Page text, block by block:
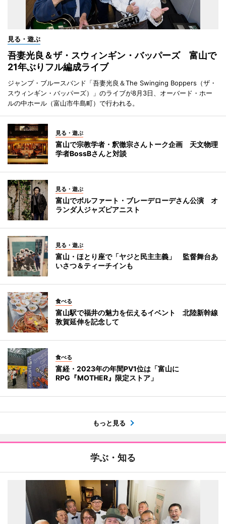
見る・遊ぶ
吾妻光良＆ザ・スウィンギン・バッパーズ 富山で
21年ぶりフル編成ライブ
ジャンプ・ブルースバンド「吾妻光良＆The Swinging Boppers（ザ・
スウィンギン・バッパーズ）」のライブが8月3日、オーバード・ホー
ルの中ホール（富山市牛島町）で行われる。
見る・遊ぶ
富山で宗教学者・釈徹宗さんトーク企画 天文物理
学者BossBさんと対談
見る・遊ぶ
富山でボルファート・ブレーデローデさん公演 オ
ランダ人ジャズピアニスト
見る・遊ぶ
富山・ほとり座で「ヤジと民主主義」 監督舞台あ
いさつ＆ティーチインも
食べる
富山駅で福井の魅力を伝えるイベント 北陸新幹線
敦賀延伸を記念して
食べる
富経・2023年の年間PV1位は「富山に
RPG『MOTHER』限定ストア」
もっと見る
学ぶ・知る